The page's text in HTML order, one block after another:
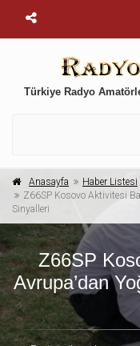
Türkiye Radyo
Anasayfa
Haber Listesi
Z66SP Kosovo Aktivitesi
Sinyalleri
Z66SP
Avrupa’dan